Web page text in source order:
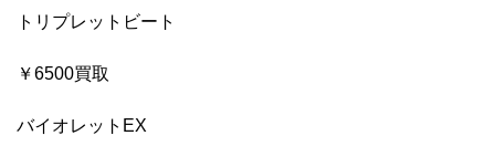
トリプレットビート
￥6500買取
バイオレットEX